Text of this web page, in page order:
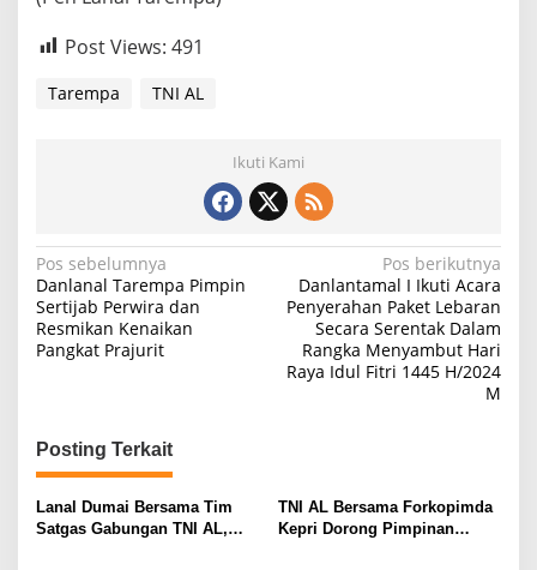
Post Views: 491
Tarempa TNI AL
Ikuti Kami
N
a
v
a
s
i
p
Pos sebelumnya
Danlanal Tarempa Pimpin
Sertijab Perwira dan
Resmikan Kenaikan
Pangkat Prajurit
Pos berikutnya
Danlantamal I Ikuti Acara
Penyerahan Paket Lebaran
Secara Serentak Dalam
Rangka Menyambut Hari
Raya Idul Fitri 1445 H/2024
M
Posting Terkait
Lanal Dumai Bersama Tim
Satgas Gabungan TNI AL,
TNI AL Bersama Forkopimda
Kepri Dorong Pimpinan